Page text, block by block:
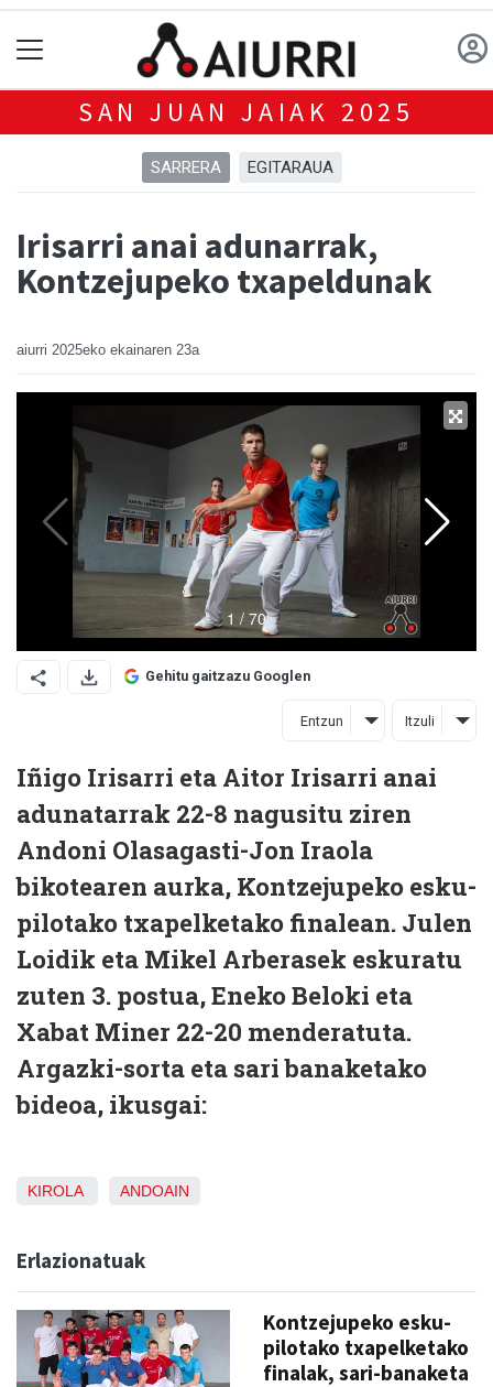
SAN JUAN JAIAK 2025
SARRERA EGITARAUA
Irisarri anai adunarrak,
Kontzejupeko txapeldunak
aiurri 2025eko ekainaren 23a
Gehitu gaitzazu Googlen
Entzun Itzuli
Iñigo Irisarri eta Aitor Irisarri anai
adunatarrak 22-8 nagusitu ziren
Andoni Olasagasti-Jon Iraola
bikotearen aurka, Kontzejupeko esku-
pilotako txapelketako finalean. Julen
Loidik eta Mikel Arberasek eskuratu
zuten 3. postua, Eneko Beloki eta
Xabat Miner 22-20 menderatuta.
Argazki-sorta eta sari banaketako
bideoa, ikusgai:
KIROLA ANDOAIN
Erlazionatuak
Kontzejupeko esku-
pilotako txapelketako
finalak, sari-banaketa